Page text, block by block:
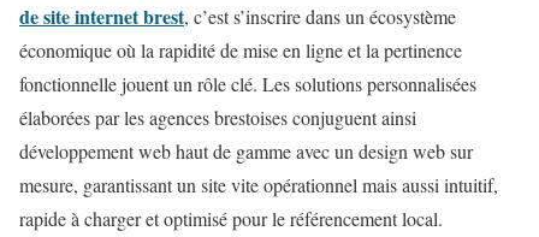
de site internet brest, c’est s’inscrire dans un écosystème
économique où la rapidité de mise en ligne et la pertinence
fonctionnelle jouent un rôle clé. Les solutions personnalisées
élaborées par les agences brestoises conjuguent ainsi
développement web haut de gamme avec un design web sur
mesure, garantissant un site vite opérationnel mais aussi intuitif,
rapide à charger et optimisé pour le référencement local.